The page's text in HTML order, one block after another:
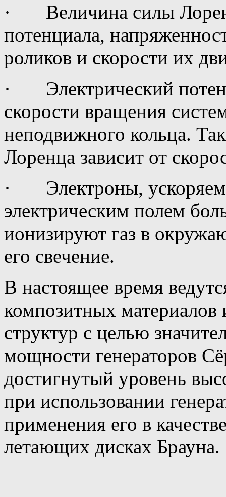
· Величина силы
потенциала,
роликов и скорости их
· Электрический
скорости вращения
неподвижного кольца.
Лоренца зависит от
· Электроны,
электрическим полем
ионизируют газ в
его свечение.
В настоящее время
композитных
структур с целью
мощности генераторов
достигнутый уровень
при использовании
применения его в
летающих дисках Брауна.